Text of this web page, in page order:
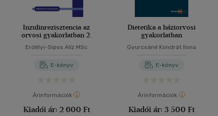
Inzulinrezisztencia az
orvosi gyakorlatban 2.
Erdélyi-Sipos Alíz MSc
E-könyv
Árinformációk
Kiadói ár: 2 600 Ft
Dietetika a háziorvosi
gyakorlatban
Gyurcsáné Kondrát Ilona
E-könyv
Árinformációk
Kiadói ár: 3 500 Ft